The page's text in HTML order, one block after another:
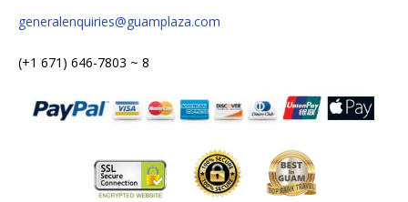
generalenquiries@guamplaza.com
(+1 671) 646-7803 ~ 8